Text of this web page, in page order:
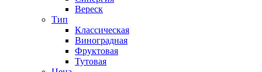
Вереск
Тип
Классическая
Виноградная
Фруктовая
Тутовая